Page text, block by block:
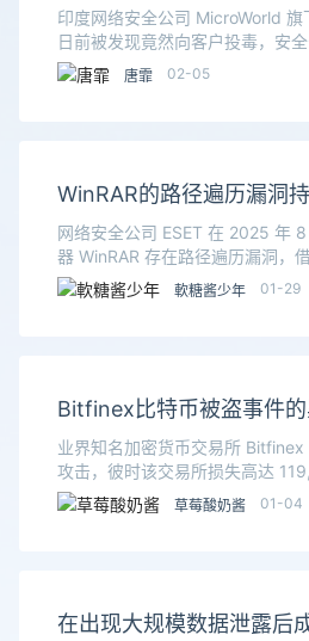
eScan更新基础设施被黑
印度网络安全公司 MicroWorld
日前被发现竟然向客户投毒，安
究人员经过分析后发现攻击源头
施遭到黑客入侵。
唐霏 02-05
WinRAR的路径遍历漏洞
用户应确保使用最新版
网络安全公司 ESET 在 2025 年
器 WinRAR 存在路径遍历漏洞，
始化访问并投放各种恶意负载，
8088。得益于 ES
軟糖酱少年 01-29
Bitfinex比特币被盗事件
前获释出狱 曾被查扣36
业界知名加密货币交易所
攻击，彼时该交易所损失高达
当时的价格损失金额达到 6,100
执法机构逮
草莓酸奶酱 01-04
在出现大规模数据泄露后